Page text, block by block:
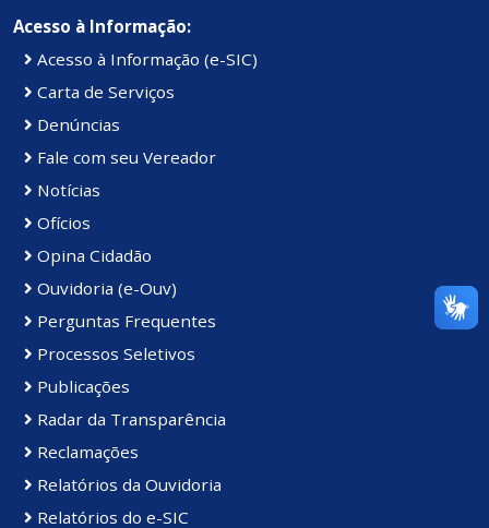
Acesso à Informação:
Acesso à Informação (e-SIC)
Carta de Serviços
Denúncias
Fale com seu Vereador
Notícias
Ofícios
Opina Cidadão
Ouvidoria (e-Ouv)
Perguntas Frequentes
Processos Seletivos
Publicações
Radar da Transparência
Reclamações
Relatórios da Ouvidoria
Relatórios do e-SIC